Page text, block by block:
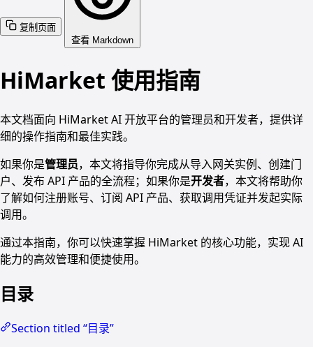
复制页面
查看 Markdown
HiMarket 使用指南
本文档面向 HiMarket AI 开放平台的管理员和开发者，提供详
细的操作指南和最佳实践。
如果你是管理员，本文将指导你完成从导入网关实例、创建门
户、发布 API 产品的全流程；如果你是开发者，本文将帮助你
了解如何注册账号、订阅 API 产品、获取调用凭证并发起实际
调用。
通过本指南，你可以快速掌握 HiMarket 的核心功能，实现 AI
能力的高效管理和便捷使用。
目录
Section titled “目录”